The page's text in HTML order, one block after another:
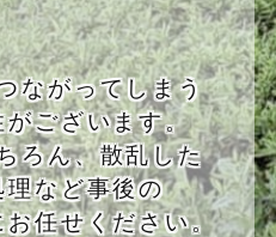
ながってしまう
ございます。
ろん、散乱した
など事後の
任せください。